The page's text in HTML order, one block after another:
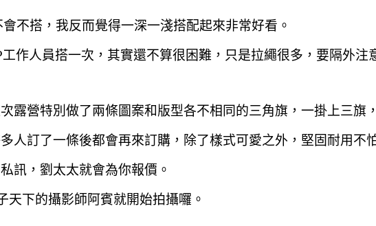
會不搭 ，我反而覺得一深一淺搭配起來非常好看。
工作人員搭一次 ，其實還不算很困難 ，只是拉繩很多 ，要隔外注
次露營特別做了兩條圖案和版型各不相同的三角旗 ，一掛上三旗
多人訂了一條後都會再來訂購 ，除了樣式可愛之外 ，堅固耐用不
訊 ， 劉太太就會為你報價。
天下的攝影師阿賓就開始拍攝囉。